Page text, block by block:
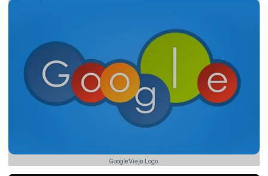
GoogleViejo Logo.